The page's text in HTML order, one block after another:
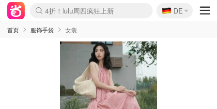
Boticinal 夏促开抢！
4折！lulu周四疯狂上新
还没结束！&OtherStories大促
Joybuy变相75折 随时失效
速领！Stanley独家85折
疑似霸哥！Camper额外叠85折
Zalando 奥莱闪促！每日更新
Moncler反季囤！5折起+叠9折
Coach Brooklyn仅€192
🇩🇪
DE
首页 服饰手袋 女装